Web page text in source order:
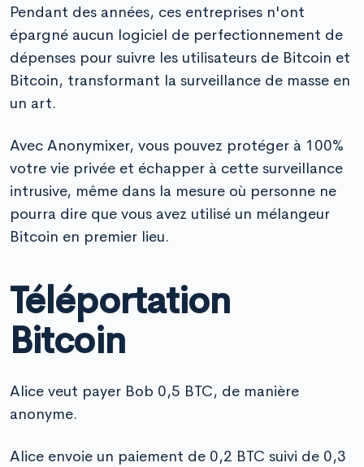
Pendant des années, ces entreprises n'ont
épargné aucun logiciel de perfectionnement de
dépenses pour suivre les utilisateurs de Bitcoin et
Bitcoin, transformant la surveillance de masse en
un art.
Avec Anonymixer, vous pouvez protéger à 100%
votre vie privée et échapper à cette surveillance
intrusive, même dans la mesure où personne ne
pourra dire que vous avez utilisé un mélangeur
Bitcoin en premier lieu.
Téléportation
Bitcoin
Alice veut payer Bob 0,5 BTC, de manière
anonyme.
Alice envoie un paiement de 0,2 BTC suivi de 0,3